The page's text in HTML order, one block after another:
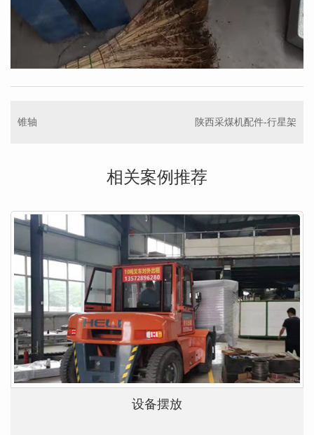
锥轴 陕西采煤机配件-行星架
相关案例推荐
设备摆放